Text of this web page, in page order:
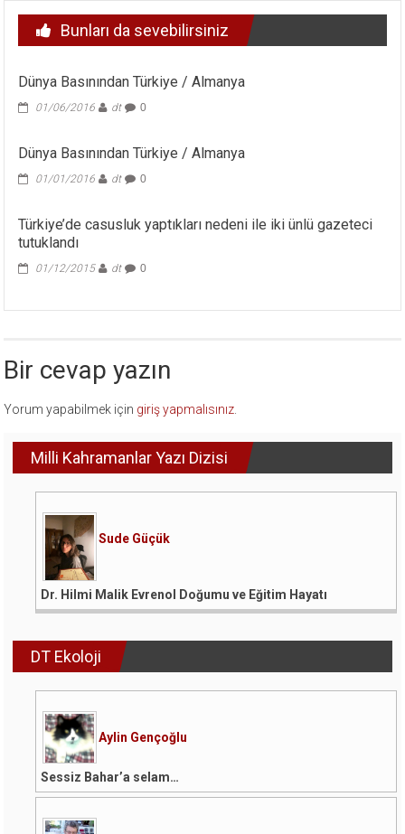
Bunları da sevebilirsiniz
Dünya Basınından Türkiye / Almanya
01/06/2016 dt 0
Dünya Basınından Türkiye / Almanya
01/01/2016 dt 0
Türkiye’de casusluk yaptıkları nedeni ile iki ünlü gazeteci
tutuklandı
01/12/2015 dt 0
Bir cevap yazın
Yorum yapabilmek için giriş yapmalısınız
Milli Kahramanlar Yazı Dizisi
Sude Güçük
Dr. Hilmi Malik Evrenol Doğumu ve Eğitim Hayatı
DT Ekoloji
Aylin Gençoğlu
Sessiz Bahar’a selam…